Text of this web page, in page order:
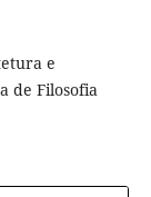
e
de Filosofia